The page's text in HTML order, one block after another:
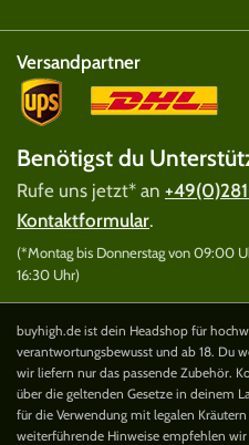
Versandpartner
Benötigst du
Rufe uns jetzt* an
Kontaktformular.
(*Montag bis Donnerstag von 09:00
16:30 Uhr)
buyhigh.de ist dein Headshop für
verantwortungsbewusst und ab 18. Du
wir liefern nur das passende Zubehör.
über die geltenden Gesetze in deinem
für die Verwendung mit legalen
weiterführende Hinweise empfehlen wir